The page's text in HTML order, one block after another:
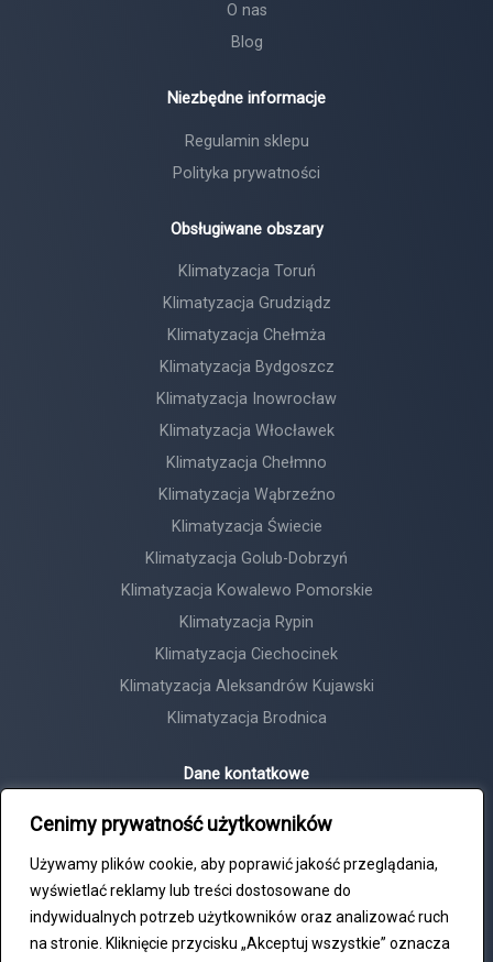
Cenimy prywatność użytkowników
Używamy plików cookie, aby poprawić jakość przeglądania,
wyświetlać reklamy lub treści dostosowane do
indywidualnych potrzeb użytkowników oraz analizować ruch
na stronie. Kliknięcie przycisku „Akceptuj wszystkie” oznacza
O nas
Blog
Niezbędne informacje
Regulamin sklepu
Polityka prywatności
Obsługiwane obszary
Klimatyzacja Toruń
Klimatyzacja Grudziądz
Klimatyzacja Chełmża
Klimatyzacja Bydgoszcz
Klimatyzacja Inowrocław
Klimatyzacja Włocławek
Klimatyzacja Chełmno
Klimatyzacja Wąbrzeźno
Klimatyzacja Świecie
Klimatyzacja Golub-Dobrzyń
Klimatyzacja Kowalewo Pomorskie
Klimatyzacja Rypin
Klimatyzacja Ciechocinek
Klimatyzacja Aleksandrów Kujawski
Klimatyzacja Brodnica
Dane kontatkowe
Horyzont Tadeusz Michalski
+48 609 552 417
biuro@horyzont24.com
ul. Bydgoska 27, Chełmża